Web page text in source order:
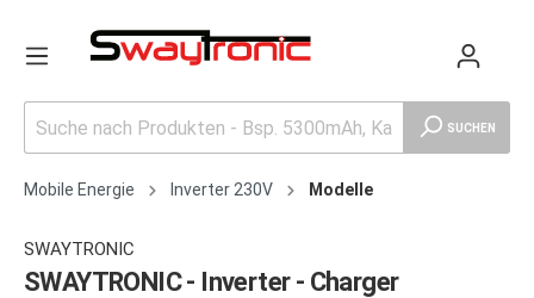
SUCHEN
Mobile Energie Inverter 230V Modelle
SWAYTRONIC
SWAYTRONIC - Inverter - Charger